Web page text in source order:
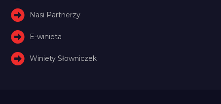
Nasi Partnerzy
E-winieta
Winiety Słowniczek